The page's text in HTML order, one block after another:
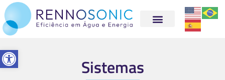
Abrir a barra de ferramentas
Sistemas